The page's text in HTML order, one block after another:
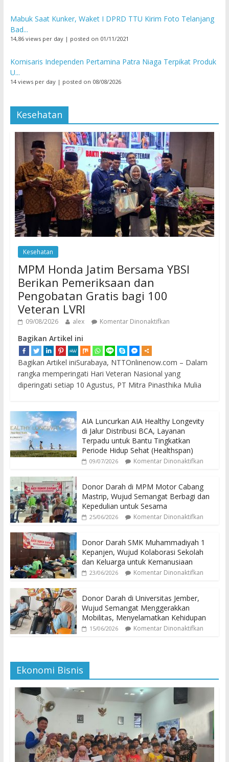
Mabuk Saat Kunker, Waket I DPRD TTU Kirim Foto Telanjang
Bad...
14,86 views per day| posted on 01/11/2021
Komisaris Independen Pertamina Patra Niaga Terpikat Produk
U...
14 views per day| posted on 08/08/2026
Kesehatan
Kesehatan
MPM Honda Jatim Bersama YBSI
Berikan Pemeriksaan dan
Pengobatan Gratis bagi 100
Veteran LVRI
09/08/2026 alex Komentar Dinonaktifkan
Bagikan Artikel ini
Bagikan Artikel iniSurabaya, NTTOnlinenow.com – Dalam
rangka memperingati Hari Veteran Nasional yang
diperingati setiap 10 Agustus, PT Mitra Pinasthika Mulia
AIA Luncurkan AIA Healthy Longevity
di Jalur Distribusi BCA, Layanan
Terpadu untuk Bantu Tingkatkan
Periode Hidup Sehat (Healthspan)
09/07/2026 Komentar Dinonaktifkan
Donor Darah di MPM Motor Cabang
Mastrip, Wujud Semangat Berbagi dan
Kepedulian untuk Sesama
25/06/2026 Komentar Dinonaktifkan
Donor Darah SMK Muhammadiyah 1
Kepanjen, Wujud Kolaborasi Sekolah
dan Keluarga untuk Kemanusiaan
23/06/2026 Komentar Dinonaktifkan
Donor Darah di Universitas Jember,
Wujud Semangat Menggerakkan
Mobilitas, Menyelamatkan Kehidupan
15/06/2026 Komentar Dinonaktifkan
Ekonomi Bisnis